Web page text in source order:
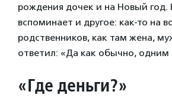
рождения дочек и на Новый год.
вспоминает и другое: как-то на
родственников, как там жена,
ответил: «Да как обычно, одним
«Где деньги?»